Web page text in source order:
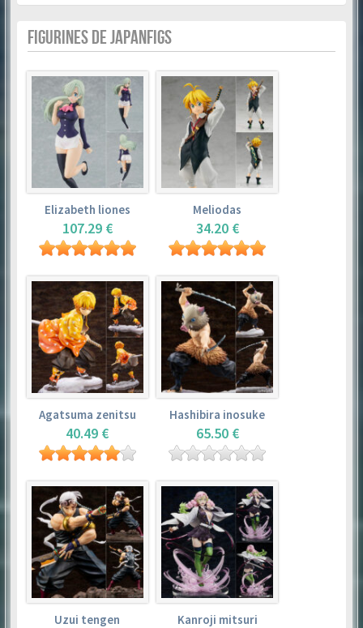
FIGURINES DE JAPANFIGS
Elizabeth liones
107.29 €
Meliodas
34.20 €
Agatsuma zenitsu
40.49 €
Hashibira inosuke
65.50 €
Uzui tengen Kanroji mitsuri